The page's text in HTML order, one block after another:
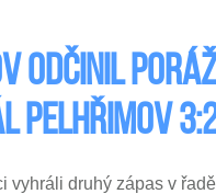
odčinil
Pelhřimov
vyhráli druhý zápas v